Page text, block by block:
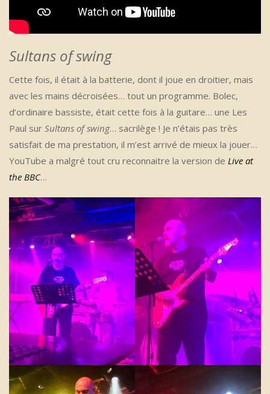
Sultans of swing
Cette fois, il était à la batterie, dont il joue en droitier, mais
avec les mains décroisées… tout un programme. Bolec,
d’ordinaire bassiste, était cette fois à la guitare… une Les
Paul sur Sultans of swing… sacrilège ! Je n’étais pas très
satisfait de ma prestation, il m’est arrivé de mieux la jouer…
YouTube a malgré tout cru reconnaitre la version de Live at
the BBC…